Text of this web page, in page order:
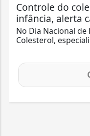
Controle do
infância, alerta
No Dia Nacional
Colesterol,